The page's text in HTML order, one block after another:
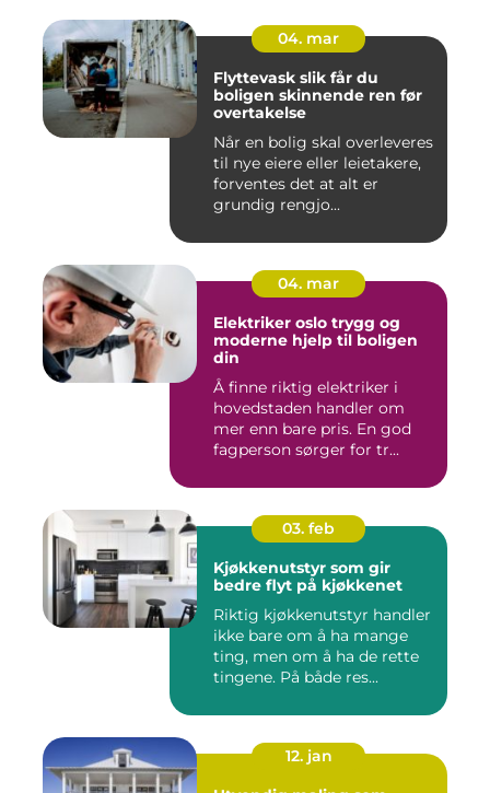
04. mar
Flyttevask slik får du
boligen skinnende ren før
overtakelse
Når en bolig skal overleveres
til nye eiere eller leietakere,
forventes det at alt er
grundig rengjo...
04. mar
Elektriker oslo trygg og
moderne hjelp til boligen
din
Å finne riktig elektriker i
hovedstaden handler om
mer enn bare pris. En god
fagperson sørger for tr...
03. feb
Kjøkkenutstyr som gir
bedre flyt på kjøkkenet
Riktig kjøkkenutstyr handler
ikke bare om å ha mange
ting, men om å ha de rette
tingene. På både res...
12. jan